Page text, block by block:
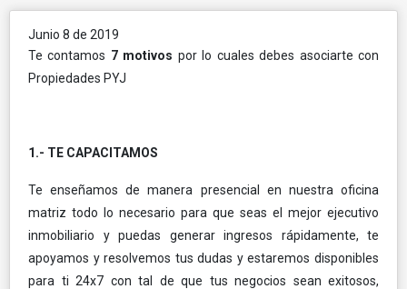
Junio 8 de 2019
Te contamos 7 motivos por lo cuales debes asociarte con
Propiedades PYJ
1.- TE CAPACITAMOS
Te enseñamos de manera presencial en nuestra oficina
matriz todo lo necesario para que seas el mejor ejecutivo
inmobiliario y puedas generar ingresos rápidamente, te
apoyamos y resolvemos tus dudas y estaremos disponibles
para ti 24x7 con tal de que tus negocios sean exitosos,